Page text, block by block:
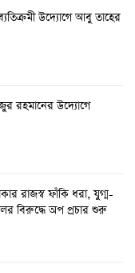
কিট
কিট, সময় লাগবে ৪-৫
শুরু শিশুদের করোনা টিকা
উদ্যোগে আবু তাহের
রহমানের উদ্যোগে
রাজস্ব ফাঁকি ধরা, যুগ্ম-
বিরুদ্ধে অপ প্রচার শুরু